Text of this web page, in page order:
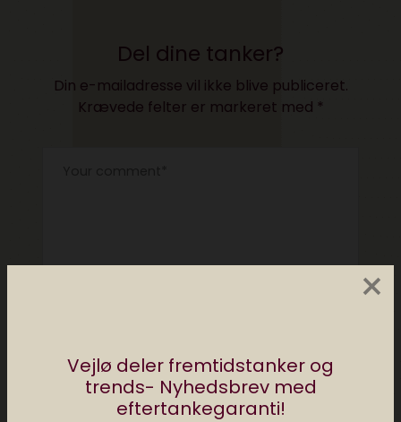
Vejlø deler fremtidstanker og
trends- Nyhedsbrev med
eftertankegaranti!
×
Del dine tanker?
Din e-mailadresse vil ikke blive publiceret.
Krævede felter er markeret med *